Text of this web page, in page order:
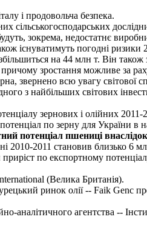
і продовольча безпека.
сільськогосподарських
зокрема, недостатнє
існуватимуть погодні ризики
на 44 млн т. Він
зростання можливе за
звернено всю увагу світової
з найбільших світових
зернових і олійних
по зерну для України в
потенціал пшениці внаслідок
2010-2011 становив близько 6
по експортному
(Велика Британія).
ринок олії -- Faik Genc
аналітичного агентства --